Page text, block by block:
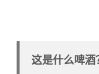
这是什么啤酒